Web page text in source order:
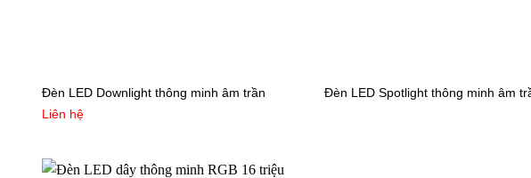
Đèn LED Downlight thông minh âm trần
Liên hệ
Đèn LED Spotlight thông minh âm